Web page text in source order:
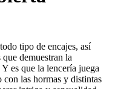
tipo de encajes, así
demuestran la
es que la lencería juega
con las hormas y distintas